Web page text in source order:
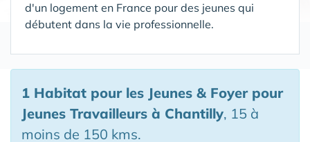
d'un logement en France pour des jeunes qui
débutent dans la vie professionnelle.
1 Habitat pour les Jeunes & Foyer pour
Jeunes Travailleurs à Chantilly, 15 à
moins de 150 kms.